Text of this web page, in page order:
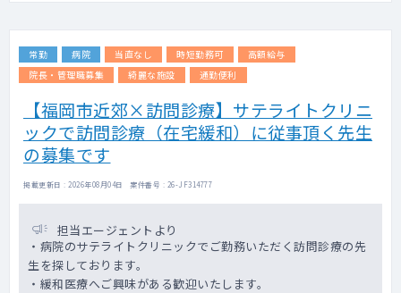
常勤 病院 当直なし 時短勤務可
高額給与
院長・管理職募集
綺麗な施設 通勤便利
【福岡市近郊×訪問診療】サテライトクリニ
ックで訪問診療（在宅緩和）に従事頂く先生
の募集です
掲載更新日 : 2026年08月04日 案件番号 : 26-JF314777
担当エージェントより
・病院のサテライトクリニックでご勤務いただく訪問診療の先
生を探しております。
・緩和医療へご興味がある歓迎いたします。